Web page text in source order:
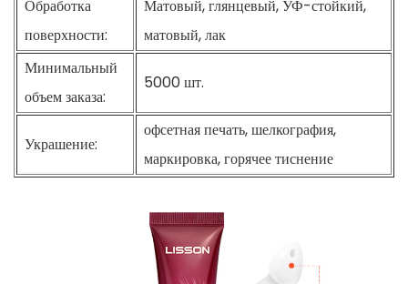
Обработка
поверхности:
Матовый, глянцевый, УФ-стойкий,
матовый, лак
Минимальный
объем заказа:
5000 шт.
Украшение:
офсетная печать, шелкография,
маркировка, горячее тиснение